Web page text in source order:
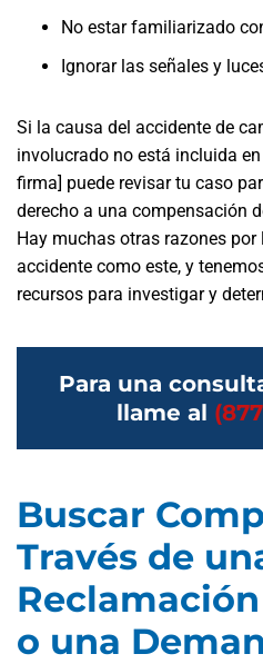
No estar familiarizado
Ignorar las señales y
Si la causa del accidente de
involucrado no está incluida
firma] puede revisar tu caso
derecho a una compensación
Hay muchas otras razones
accidente como este, y
recursos para investigar y
Para una
llame al
Buscar
Través de
o una